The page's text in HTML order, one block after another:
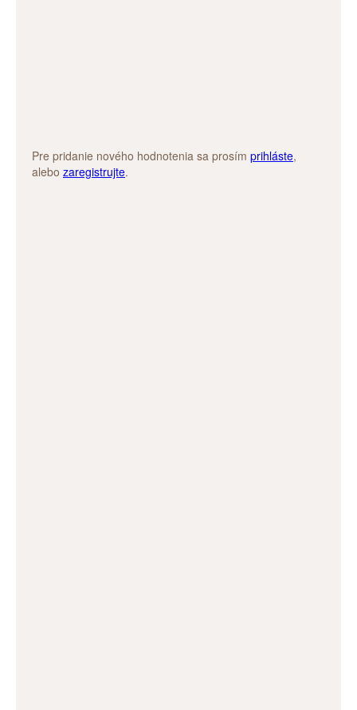
Pre pridanie nového hodnotenia sa prosím prihláste,
alebo zaregistrujte.